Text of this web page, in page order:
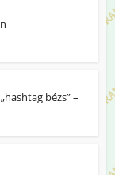
bézs” –